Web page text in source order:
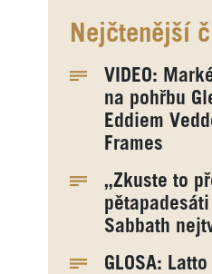
Nejčtenější
VIDEO:
na pohřbu
Eddiem
Frames
„Zkuste to
Sabbath
GLOSA: